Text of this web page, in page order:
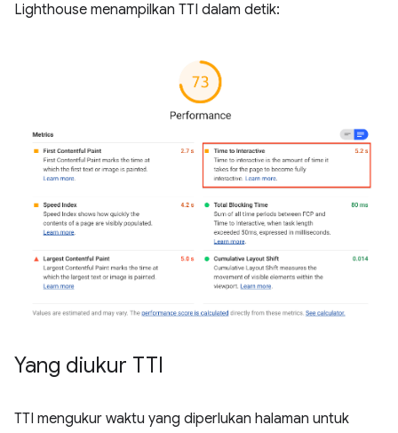
Lighthouse menampilkan TTI dalam detik:
Yang diukur TTI
TTI mengukur waktu yang diperlukan halaman untuk